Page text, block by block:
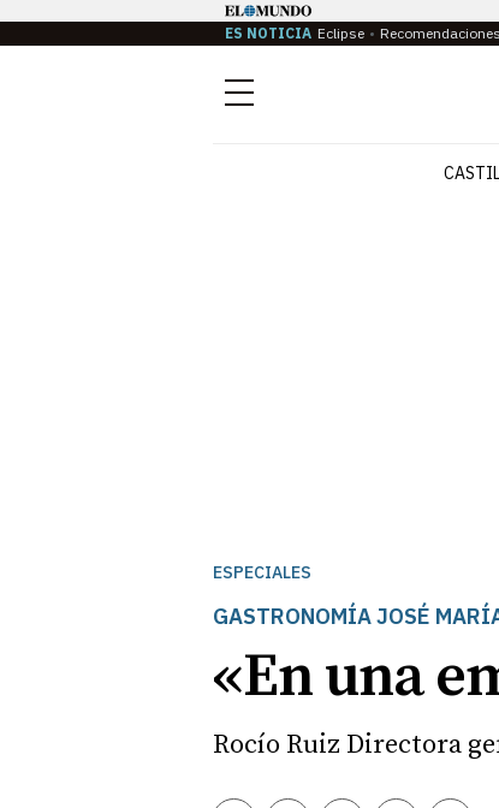
ES NOTICIA Eclipse
Menú
ESPECIALES
GASTRONOMÍA JOSÉ
«En una
Rocío Ruiz Directora